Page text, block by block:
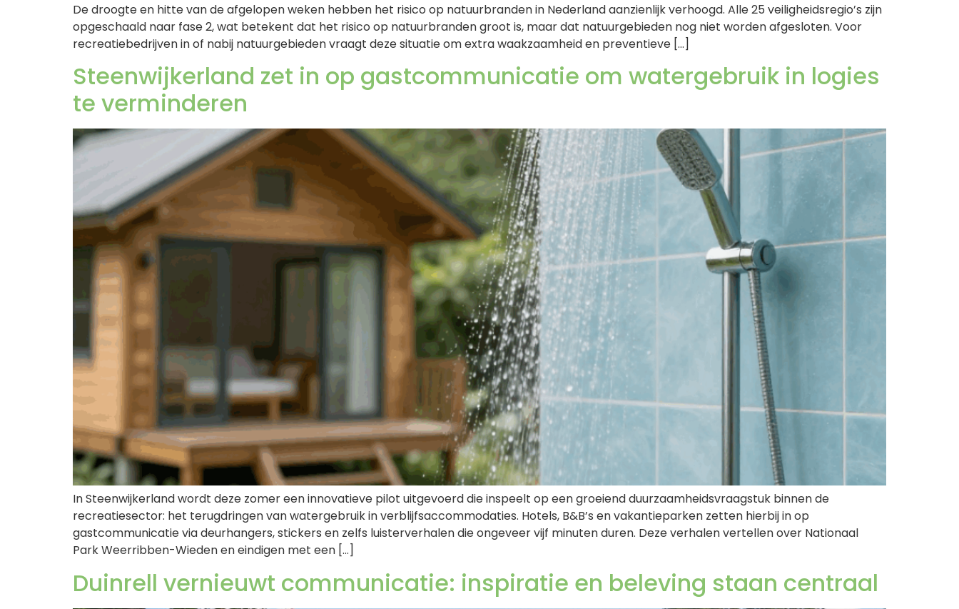
De droogte en hitte van de afgelopen weken hebben het risico op natuurbranden in Nederland aanzienlijk verhoogd. Alle 25 veiligheidsregio’s zijn
opgeschaald naar fase 2, wat betekent dat het risico op natuurbranden groot is, maar dat natuurgebieden nog niet worden afgesloten. Voor
recreatiebedrijven in of nabij natuurgebieden vraagt deze situatie om extra waakzaamheid en preventieve […]
Steenwijkerland zet in op gastcommunicatie om watergebruik in logies
te verminderen
In Steenwijkerland wordt deze zomer een innovatieve pilot uitgevoerd die inspeelt op een groeiend duurzaamheidsvraagstuk binnen de
recreatiesector: het terugdringen van watergebruik in verblijfsaccommodaties. Hotels, B&B’s en vakantieparken zetten hierbij in op
gastcommunicatie via deurhangers, stickers en zelfs luisterverhalen die ongeveer vijf minuten duren. Deze verhalen vertellen over Nationaal
Park Weerribben-Wieden en eindigen met een […]
Duinrell vernieuwt communicatie: inspiratie en beleving staan centraal